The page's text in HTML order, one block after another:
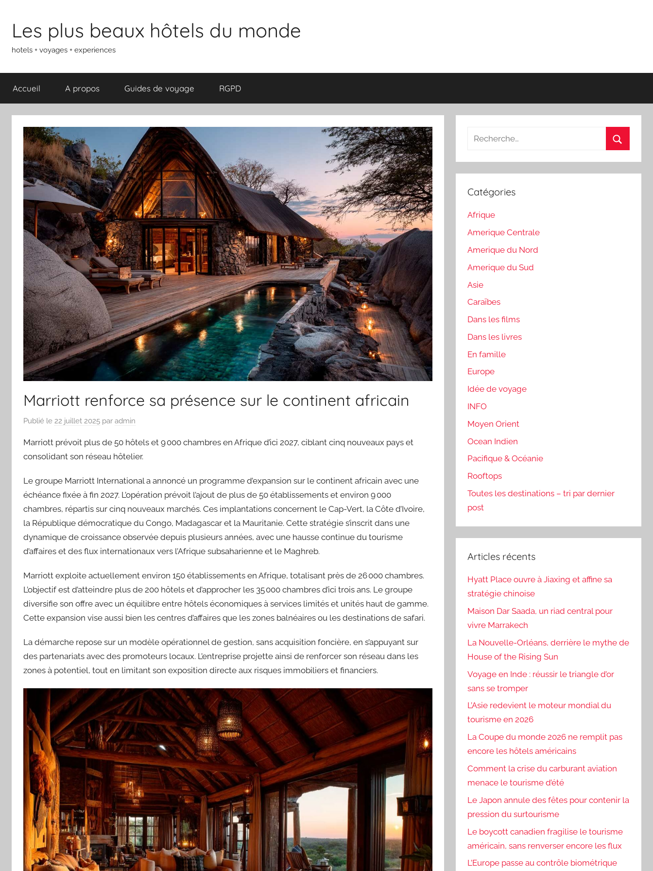
contenu
Les plus beaux hôtels du monde
hotels + voyages + experiences
Accueil A propos Guides de voyage RGPD
Marriott renforce sa présence sur le continent africain
Publié le 22 juillet 2025 par admin
Marriott prévoit plus de 50 hôtels et 9 000 chambres en Afrique d’ici 2027, ciblant cinq nouveaux pays et
consolidant son réseau hôtelier.
Le groupe Marriott International a annoncé un programme d’expansion sur le continent africain avec une
échéance fixée à fin 2027. L’opération prévoit l’ajout de plus de 50 établissements et environ 9 000
chambres, répartis sur cinq nouveaux marchés. Ces implantations concernent le Cap-Vert, la Côte d’Ivoire,
la République démocratique du Congo, Madagascar et la Mauritanie. Cette stratégie s’inscrit dans une
dynamique de croissance observée depuis plusieurs années, avec une hausse continue du tourisme
d’affaires et des flux internationaux vers l’Afrique subsaharienne et le Maghreb.
Marriott exploite actuellement environ 150 établissements en Afrique, totalisant près de 26 000 chambres.
L’objectif est d’atteindre plus de 200 hôtels et d’approcher les 35 000 chambres d’ici trois ans. Le groupe
diversifie son offre avec un équilibre entre hôtels économiques à services limités et unités haut de gamme.
Cette expansion vise aussi bien les centres d’affaires que les zones balnéaires ou les destinations de safari.
La démarche repose sur un modèle opérationnel de gestion, sans acquisition foncière, en s’appuyant sur
des partenariats avec des promoteurs locaux. L’entreprise projette ainsi de renforcer son réseau dans les
zones à potentiel, tout en limitant son exposition directe aux risques immobiliers et financiers.
Recherche
:
Catégories
Afrique
Amerique Centrale
Amerique du Nord
Amerique du Sud
Asie
Caraïbes
Dans les films
Dans les livres
En famille
Europe
Idée de voyage
INFO
Moyen Orient
Ocean Indien
Pacifique & Océanie
Rooftops
Toutes les destinations – tri par dernier
post
Articles récents
Hyatt Place ouvre à Jiaxing et affine sa
stratégie chinoise
Maison Dar Saada, un riad central pour
vivre Marrakech
La Nouvelle-Orléans, derrière le mythe de
House of the Rising Sun
Voyage en Inde : réussir le triangle d’or
sans se tromper
L’Asie redevient le moteur mondial du
tourisme en 2026
La Coupe du monde 2026 ne remplit pas
encore les hôtels américains
Comment la crise du carburant aviation
menace le tourisme d’été
Le Japon annule des fêtes pour contenir la
pression du surtourisme
Le boycott canadien fragilise le tourisme
américain, sans renverser encore les flux
L’Europe passe au contrôle biométrique